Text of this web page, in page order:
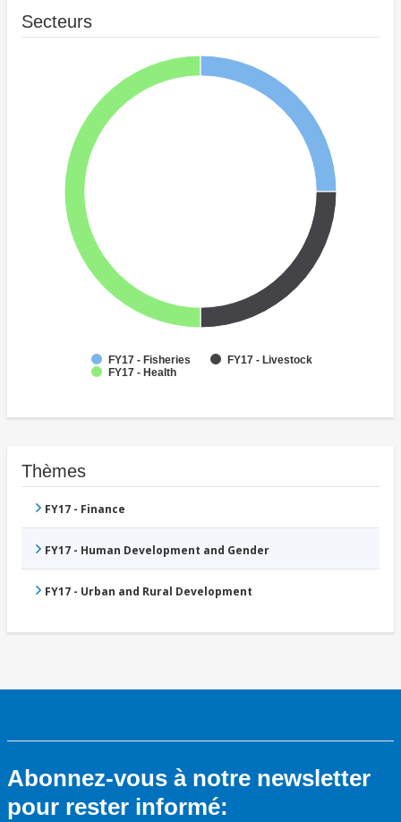
Secteurs
FY17 - Fisheries
FY17 - Livestock
FY17 - Health
Thèmes
FY17 - Finance
FY17 - Human Development and Gender
FY17 - Urban and Rural Development
Abonnez-vous à notre newsletter
pour rester informé: